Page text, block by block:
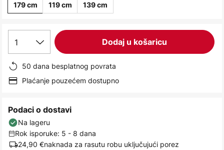
179 cm 119 cm 139 cm
1 Dodaj u košaricu
50 dana besplatnog povrata
Plaćanje pouzećem dostupno
Podaci o dostavi
Na lageru
Rok isporuke: 5 - 8 dana
24,90 €naknada za rasutu robu uključujući porez